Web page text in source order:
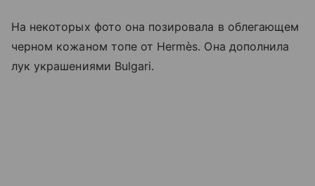
На некоторых фото она позировала в облегающем
черном кожаном топе от Hermès. Она дополнила
лук украшениями Bulgari.